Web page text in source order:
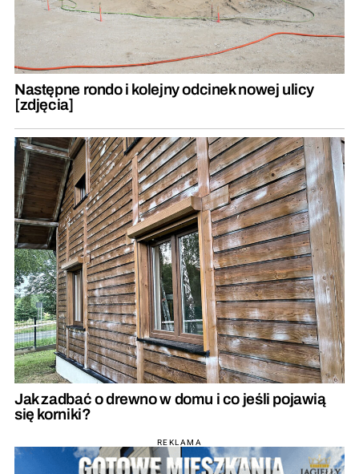
Następne rondo i kolejny odcinek nowej ulicy
[zdjęcia]
Jak zadbać o drewno w domu i co jeśli pojawią
się korniki?
REKLAMA